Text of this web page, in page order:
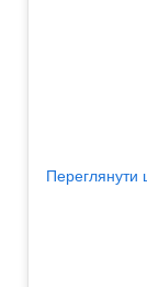
Переглянути